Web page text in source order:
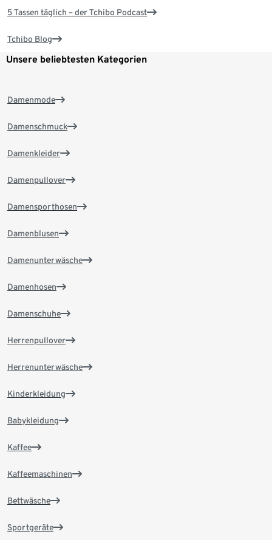
5 Tassen täglich – der Tchibo Podcast
Tchibo Blog
Unsere beliebtesten Kategorien
Damenmode
Damenschmuck
Damenkleider
Damenpullover
Damensporthosen
Damenblusen
Damenunterwäsche
Damenhosen
Damenschuhe
Herrenpullover
Herrenunterwäsche
Kinderkleidung
Babykleidung
Kaffee
Kaffeemaschinen
Bettwäsche
Sportgeräte